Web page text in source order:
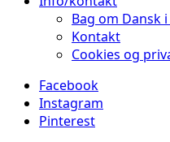
Bag om Dansk
Kontakt
Cookies og
Facebook
Instagram
Pinterest